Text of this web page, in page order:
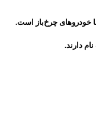
خودروهای چرخ‌باز است.
دارند.